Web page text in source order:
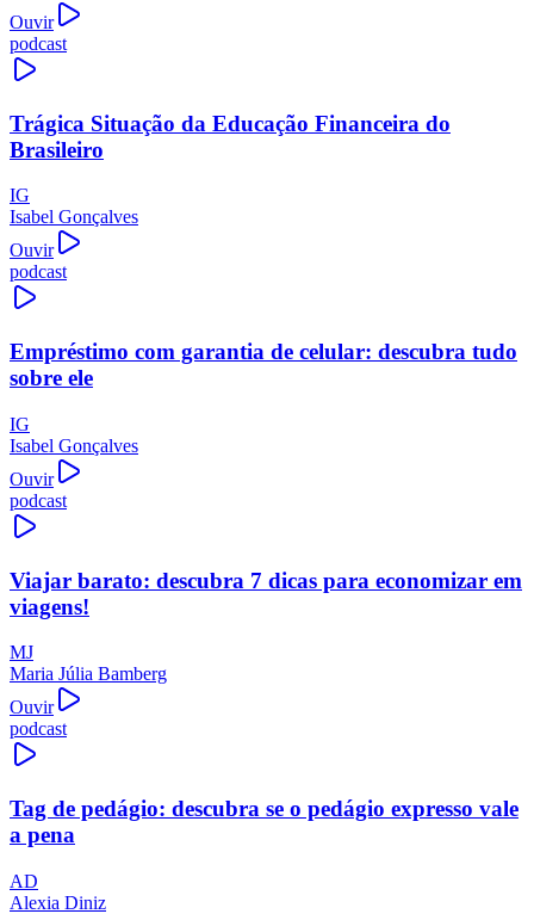
Ouvir
podcast
Trágica Situação da Educação Financeira do
Brasileiro
IG
Isabel Gonçalves
Ouvir
podcast
Empréstimo com garantia de celular: descubra tudo
sobre ele
IG
Isabel Gonçalves
Ouvir
podcast
Viajar barato: descubra 7 dicas para economizar em
viagens!
MJ
Maria Júlia Bamberg
Ouvir
podcast
Tag de pedágio: descubra se o pedágio expresso vale
a pena
AD
Alexia Diniz